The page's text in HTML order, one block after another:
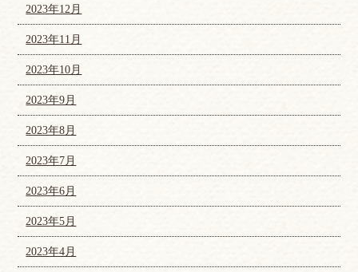
2023年12月
2023年11月
2023年10月
2023年9月
2023年8月
2023年7月
2023年6月
2023年5月
2023年4月